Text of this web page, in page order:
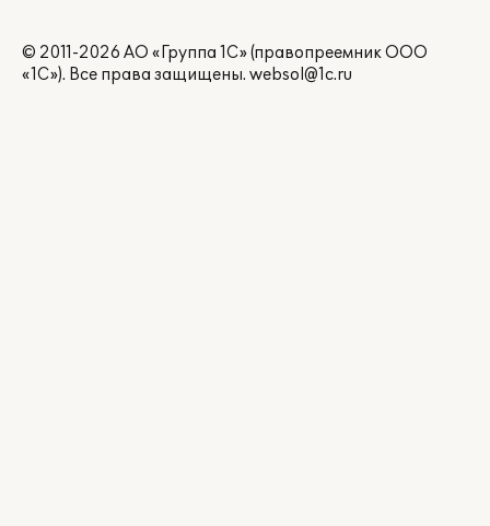
© 2011-2026 АО «Группа 1С» (правопреемник ООО
«1С»). Все права защищены. websol@1c.ru